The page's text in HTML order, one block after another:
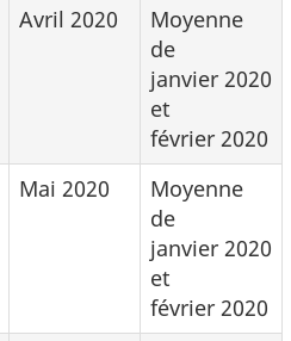
Avril 2020
Moyenne
de
janvier 2020
et
février 2020
Mai 2020
Moyenne
de
janvier 2020
et
février 2020